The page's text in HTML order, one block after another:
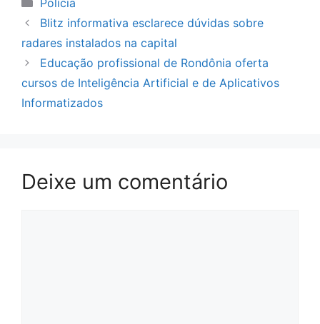
Polícia
Blitz informativa esclarece dúvidas sobre
radares instalados na capital
Educação profissional de Rondônia oferta
cursos de Inteligência Artificial e de Aplicativos
Informatizados
Deixe um comentário